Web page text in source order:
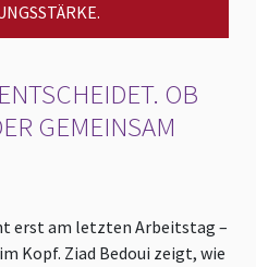
OB
GEMEINSAM
erst am letzten Arbeitstag –
Kopf. Ziad Bedoui zeigt, wie